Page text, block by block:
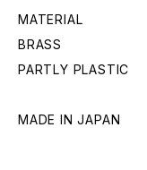
MATERIAL
BRASS
PARTLY PLASTIC
MADE IN JAPAN